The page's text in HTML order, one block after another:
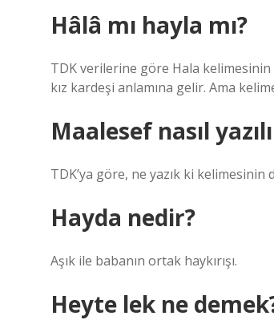
Hâlâ mı hayla mı?
TDK verilerine göre Hala kelimesinin
kız kardeşi anlamına gelir. Ama
Maalesef nasıl
TDK’ya göre, ne yazık ki kelimesinin
Hayda nedir?
Aşık ile babanın ortak haykırışı.
Heyte lek ne